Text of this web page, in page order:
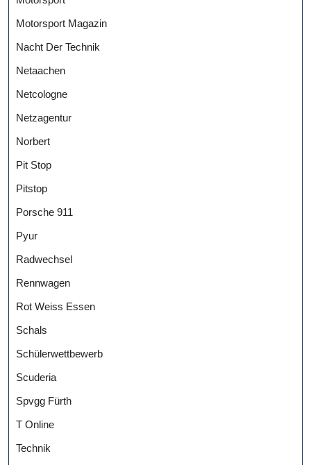
Motorsport Magazin
Nacht Der Technik
Netaachen
Netcologne
Netzagentur
Norbert
Pit Stop
Pitstop
Porsche 911
Pyur
Radwechsel
Rennwagen
Rot Weiss Essen
Schals
Schülerwettbewerb
Scuderia
Spvgg Fürth
T Online
Technik